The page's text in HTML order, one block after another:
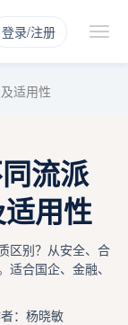
登录/注册
适用性
流派
用性
区别？从安全、合
合国企、金融、
：杨晓敏